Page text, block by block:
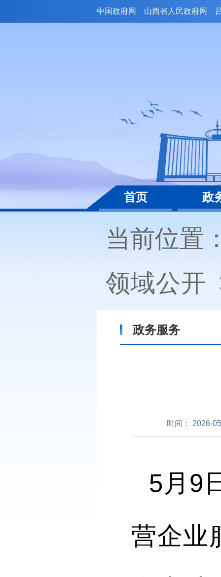
中国政府网 山西省人民政府网
首页 政
当前位置
领域公开
政务服务
时间： 2026-
5月9
营企业